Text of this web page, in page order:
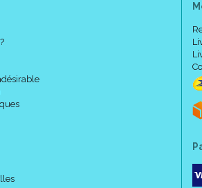
Si vous êtes diabétique,
Convient au pied gauche
Taille L (Large - Pointure 42/